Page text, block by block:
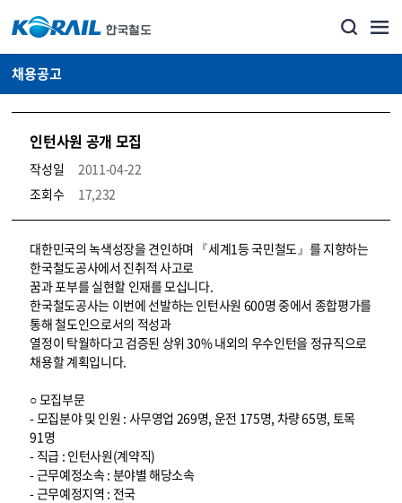
채용공고
인턴사원 공개 모집
작성일
2011-04-22
조회수
17,232
코레일소개_경영공시_채용공고 상세보기 – 내용, 파일, 담당자 연락처로 구성
대한민국의 녹색성장을 견인하며 『세계1등 국민철도』를 지향하는
한국철도공사에서 진취적 사고로
꿈과 포부를 실현할 인재를 모십니다.
한국철도공사는 이번에 선발하는 인턴사원 600명 중에서 종합평가를
통해 철도인으로서의 적성과
열정이 탁월하다고 검증된 상위 30% 내외의 우수인턴을 정규직으로
채용할 계획입니다.
○ 모집부문
- 모집분야 및 인원 : 사무영업 269명, 운전 175명, 차량 65명, 토목
91명
- 직급 : 인턴사원(계약직)
- 근무예정소속 : 분야별 해당소속
- 근무예정지역 : 전국